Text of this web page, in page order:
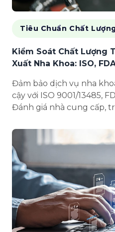
Tiêu Chuẩn Chất
Kiểm Soát Chất Lượng
Xuất Nha Khoa: ISO,
Đảm bảo dịch vụ nha
cậy với ISO 9001/13485,
Đánh giá nhà cung cấp,
trì chất lượng đ...